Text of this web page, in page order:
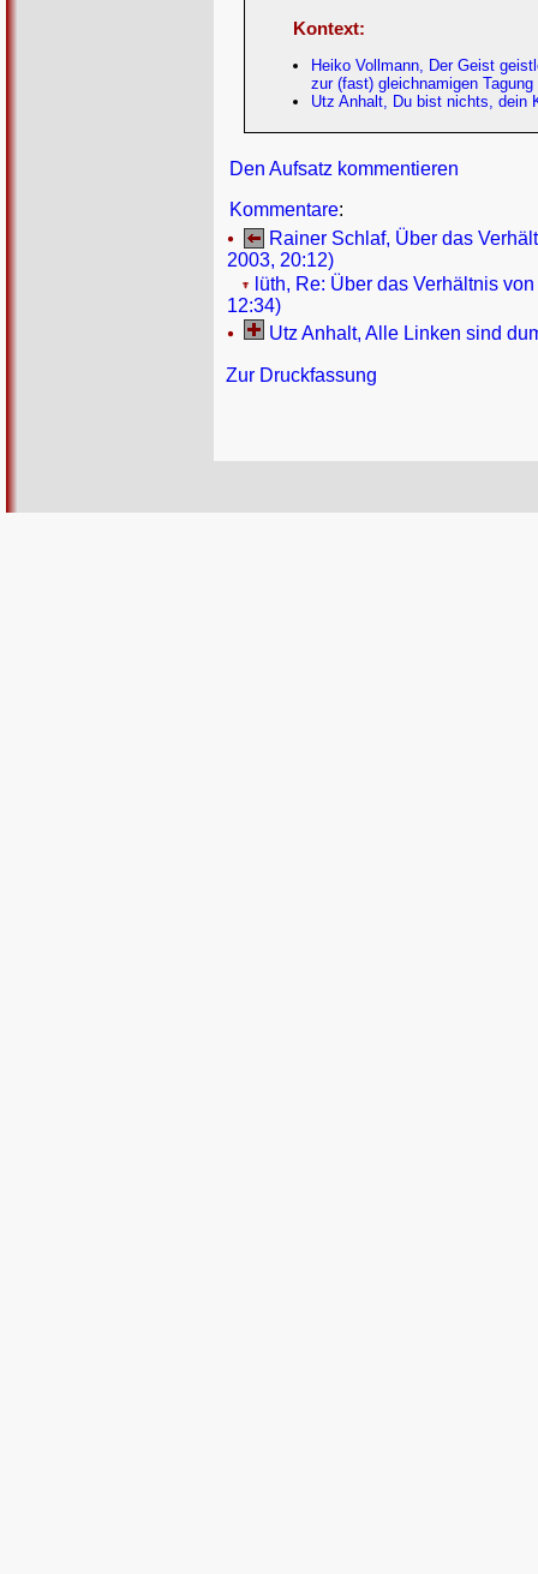
Kontext:
Heiko Vollmann, Der Geist
zur (fast) gleichnamigen
Utz Anhalt, Du bist nichts, dein
Den Aufsatz kommentieren
Kommentare:
Rainer Schlaf, Über das
2003, 20:12)
lüth, Re: Über das Verhältnis
12:34)
Utz Anhalt, Alle Linken sind
Zur Druckfassung